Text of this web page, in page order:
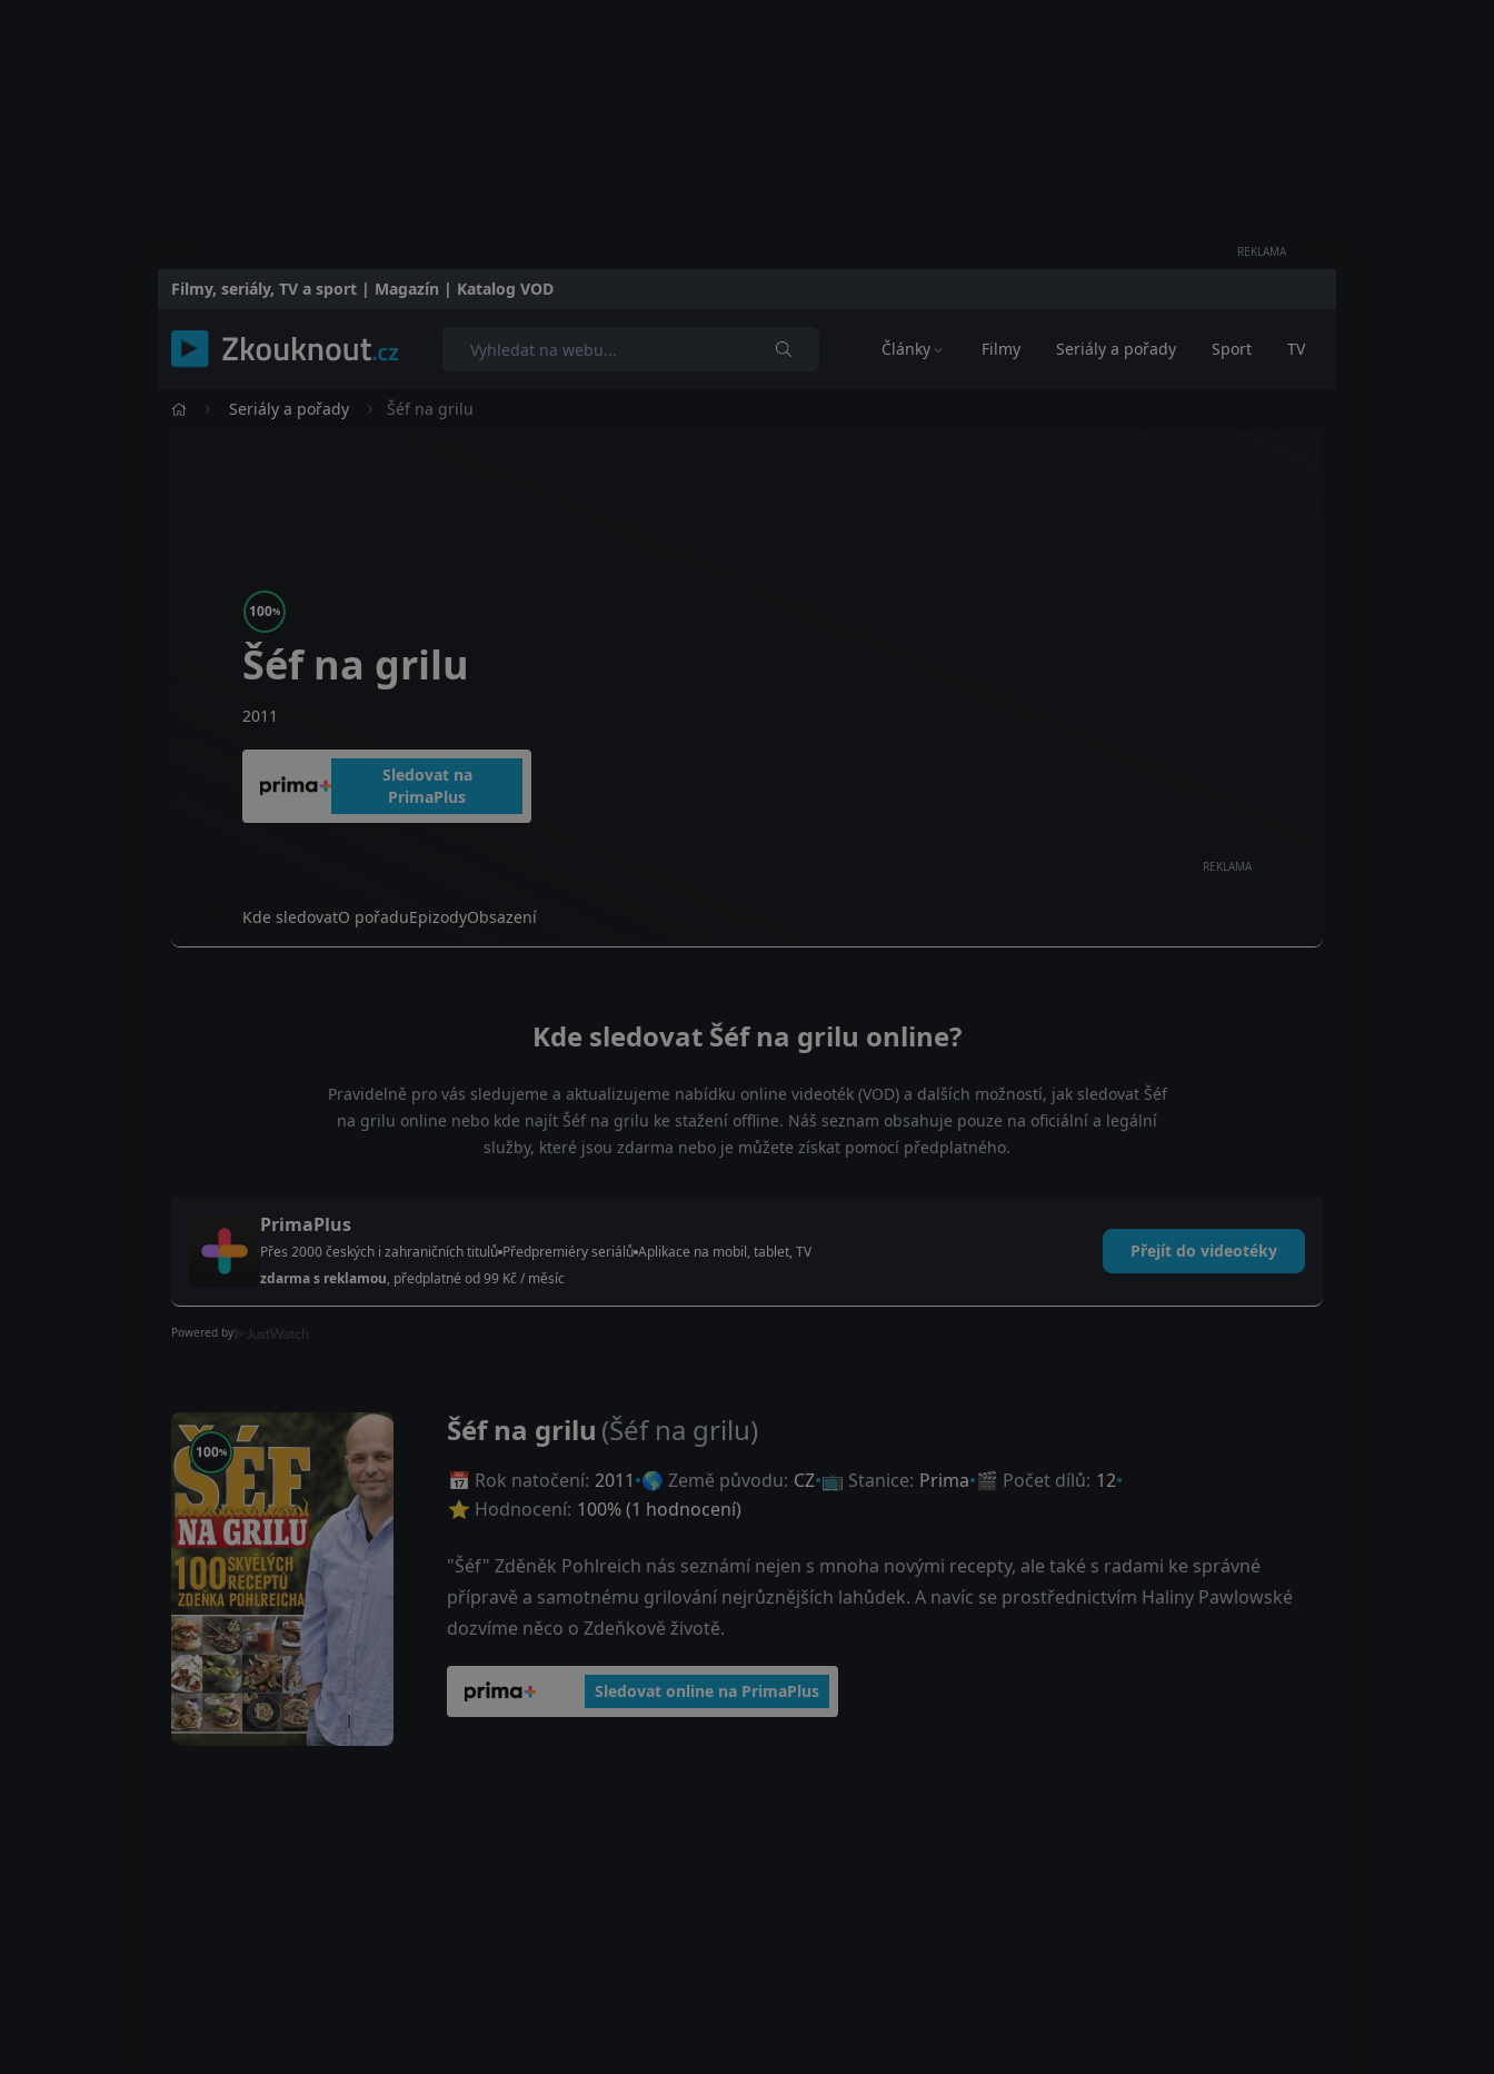
REKLAMA
Filmy, seriály, TV a sport | Magazín | Katalog VOD
Články Filmy Seriály a pořady Sport TV
Seriály a pořady Šéf na grilu
REKLAMA
100%
Šéf na grilu
2011
Sledovat na
PrimaPlus
Kde sledovatO pořaduEpizodyObsazení
Kde sledovat Šéf na grilu online?
Pravidelně pro vás sledujeme a aktualizujeme nabídku online videoték (VOD) a dalších možností, jak sledovat Šéf
na grilu online nebo kde najít Šéf na grilu ke stažení offline. Náš seznam obsahuje pouze na oficiální a legální
služby, které jsou zdarma nebo je můžete získat pomocí předplatného.
PrimaPlus
Přes 2000 českých i zahraničních titulů Předpremiéry seriálů Aplikace na mobil, tablet, TV
zdarma s reklamou, předplatné od 99 Kč / měsíc
Přejít do videotéky
Powered by
100%
Šéf na grilu (Šéf na grilu)
📅 Rok natočení: 2011 🌎 Země původu: CZ 📺 Stanice: Prima 🎬 Počet dílů: 12
⭐ Hodnocení: 100% (1 hodnocení)
"Šéf" Zděněk Pohlreich nás seznámí nejen s mnoha novými recepty, ale také s radami ke správné
přípravě a samotnému grilování nejrůznějších lahůdek. A navíc se prostřednictvím Haliny Pawlowské
dozvíme něco o Zdeňkově životě.
Sledovat online na PrimaPlus